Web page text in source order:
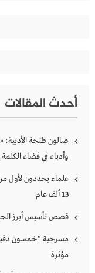
أحدث المقالات
صالون طنجة
وأدباء في فضاء الكلمة
علماء يحددون لأول
13 ألف عام
قصص تأسيس أبرز
مسرحية “خمسون
مؤثرة